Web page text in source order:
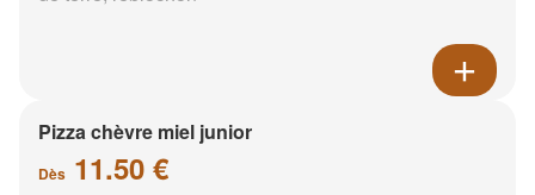
Pizza chèvre miel junior
Dès 11.50 €